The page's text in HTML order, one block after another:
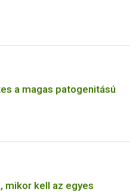
a magas patogenitású
mikor kell az egyes